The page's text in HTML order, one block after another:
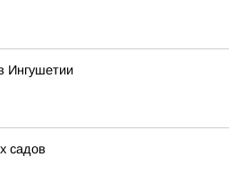
Ингушетии
садов